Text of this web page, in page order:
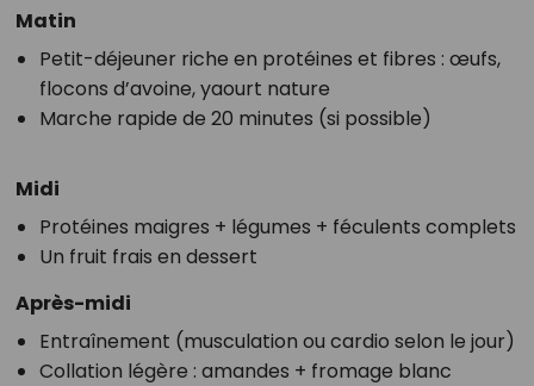
Matin
Petit-déjeuner riche en protéines et fibres : œufs,
flocons d’avoine, yaourt nature
Marche rapide de 20 minutes (si possible)
Midi
Protéines maigres + légumes + féculents complets
Un fruit frais en dessert
Après-midi
Entraînement (musculation ou cardio selon le jour)
Collation légère : amandes + fromage blanc